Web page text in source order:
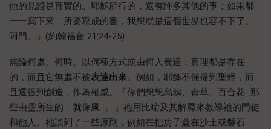
他的見證是真實的。耶穌所行的，還有許多其他的事；如果都
一一寫下來，所要寫成的書，我想就是這個世界也容不下了。
阿門。」(約翰福音 21:24-25)
無論何處、何時、以何種方式或由何人表達，真理都是存在
的，而且它無處不被表達出來。例如，耶穌不僅提到聖經，而
且還提到創造，作為權威。「你們想想烏鴉、青草、百合花…那
些由靈所生的，就像風…。」祂用比喻及其解釋來教導祂的門徒
和他人。祂談到了一些原則，例如在把房子蓋在沙土或磐石